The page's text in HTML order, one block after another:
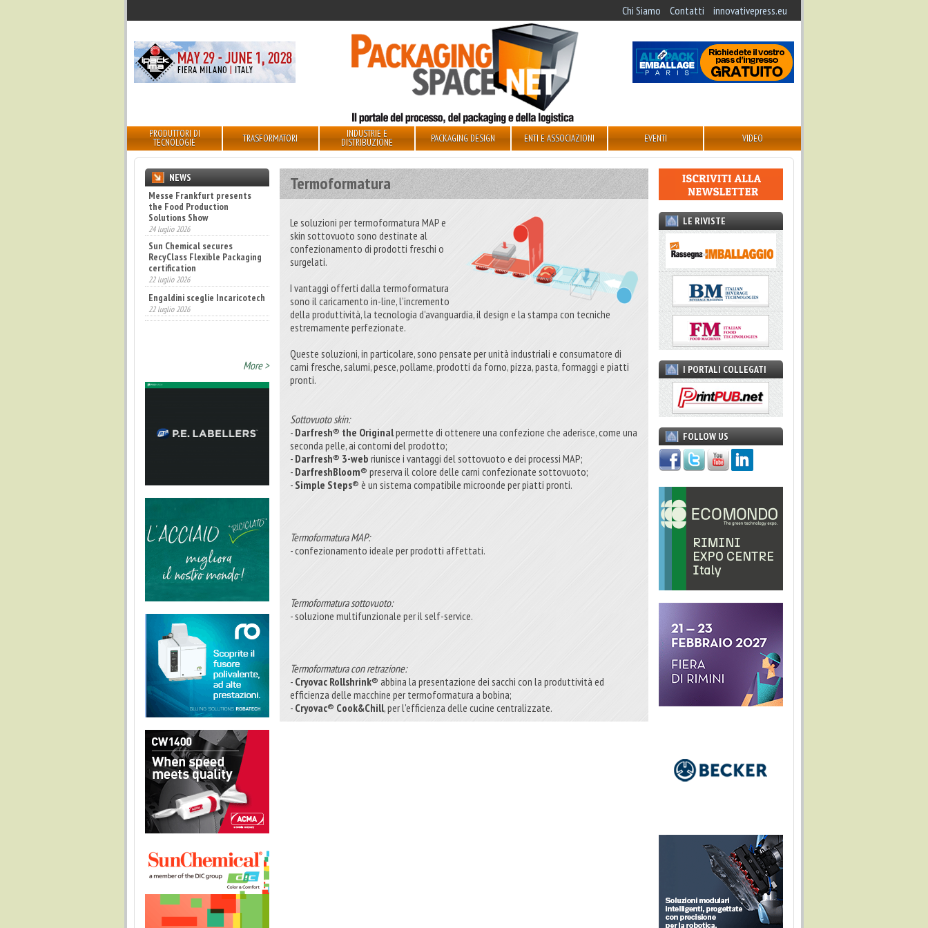
Chi Siamo Contatti innovativepress.eu
PRODUTTORI DI
TECNOLOGIE TRASFORMATORI INDUSTRIE E
DISTRIBUZIONE PACKAGING DESIGN ENTI E ASSOCIAZIONI EVENTI VIDEO
Termoformatura
Le soluzioni per termoformatura MAP e
skin sottovuoto sono destinate al
confezionamento di prodotti freschi o
surgelati.
I vantaggi offerti dalla termoformatura
sono il caricamento in-line, l’incremento
della produttività, la tecnologia d'avanguardia, il design e la stampa con tecniche
estremamente perfezionate.
Queste soluzioni, in particolare, sono pensate per unità industriali e consumatore di
carni fresche, salumi, pesce, pollame, prodotti da forno, pizza, pasta, formaggi e piatti
pronti.
Sottovuoto skin:
- Darfresh® the Originalpermette di ottenere una confezione che aderisce, come una
seconda pelle, ai contorni del prodotto;
- Darfresh® 3-web riunisce i vantaggi del sottovuoto e dei processi MAP;
- DarfreshBloom® preserva il colore delle carni confezionate sottovuoto;
- Simple Steps® è un sistema compatibile microonde per piatti pronti.
Termoformatura MAP:
- confezionamento ideale per prodotti affettati.
Termoformatura sottovuoto:
- soluzione multifunzionale per il self-service.
Termoformatura con retrazione:
- Cryovac Rollshrink® abbina la presentazione dei sacchi con la produttività ed
efficienza delle macchine per termoformatura a bobina;
- Cryovac® Cook&Chill, per l'efficienza delle cucine centralizzate.
NEWS
Sun Chemical secures
RecyClass Flexible Packaging
certification
22 luglio 2026
Engaldini sceglie Incaricotech
22 luglio 2026
Annunciati i finalisti dei
Diamonds Awards 2026 di FTA
Europe
14 luglio 2026
More >
LE RIVISTE
I PORTALI COLLEGATI
FOLLOW US